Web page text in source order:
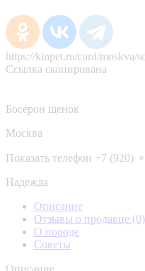
https://kinpet.ru/card/moskva/
Ссылка скопирована
Босерон щенок
Москва
Показать телефон +7
Надежда
Описание
Отзывы о продавце (0)
О породе
Советы
Описание